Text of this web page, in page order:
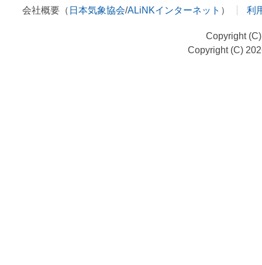
会社概要（ 日本気象協会/ALiNKインターネット ） 利
Copyright
Copyright (C)